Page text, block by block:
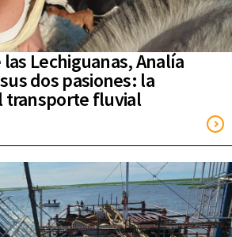
las Lechiguanas, Analía
dos pasiones: la
transporte fluvial